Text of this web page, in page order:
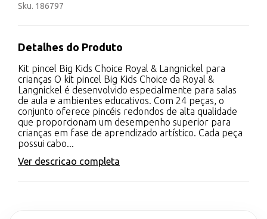
Sku. 186797
Detalhes do Produto
Kit pincel Big Kids Choice Royal & Langnickel para
crianças O kit pincel Big Kids Choice da Royal &
Langnickel é desenvolvido especialmente para salas
de aula e ambientes educativos. Com 24 peças, o
conjunto oferece pincéis redondos de alta qualidade
que proporcionam um desempenho superior para
crianças em fase de aprendizado artístico. Cada peça
possui cabo...
Ver descricao completa